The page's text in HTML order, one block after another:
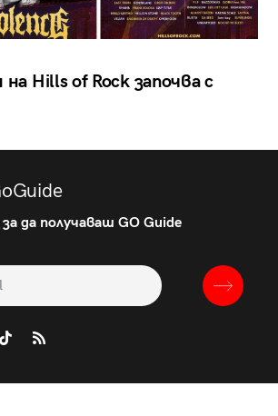
Hills of Rock започва с
да получаваш GO Guide